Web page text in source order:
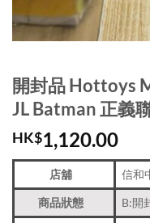
開封品 Hottoys
JL Batman 正義
HK$1,120.00
店舖 信和
商品狀態 B:開